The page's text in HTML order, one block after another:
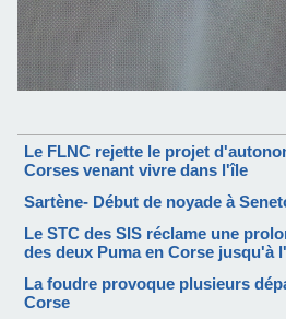
Le FLNC rejette le projet
Corses venant vivre dans l'île
Sartène- Début de noyade à
Le STC des SIS réclame une
des deux Puma en Corse jusqu'à
La foudre provoque plusieurs
Corse